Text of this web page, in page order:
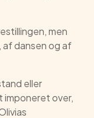
men
af dansen og af
eller
over,